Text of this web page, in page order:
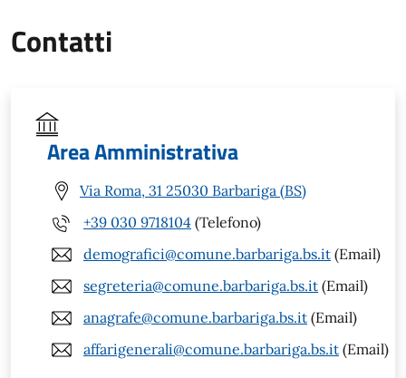
Contatti
Area Amministrativa
Via Roma, 31 25030 Barbariga (BS)
+39 030 9718104 (Telefono)
demografici@comune.barbariga.bs.it (Email)
segreteria@comune.barbariga.bs.it (Email)
anagrafe@comune.barbariga.bs.it (Email)
affarigenerali@comune.barbariga.bs.it (Email)